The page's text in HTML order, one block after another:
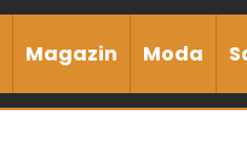
Magazin Moda